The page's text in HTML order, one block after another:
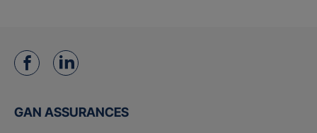
GAN ASSURANCES